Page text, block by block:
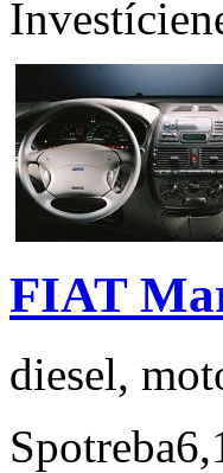
Investície
FIAT
diesel,
Spotreba